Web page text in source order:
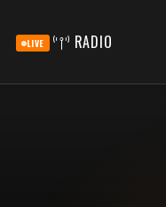
LIVE RADIO